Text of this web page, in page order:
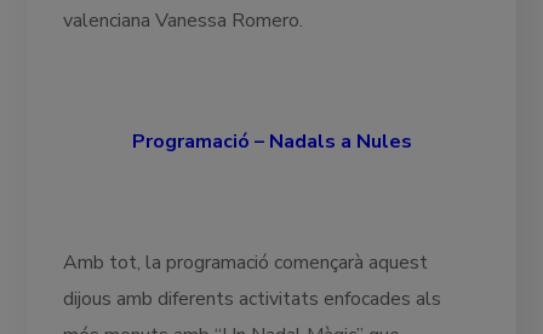
valenciana Vanessa Romero.
Programació – Nadals a Nules
Amb tot, la programació començarà aquest
dijous amb diferents activitats enfocades als